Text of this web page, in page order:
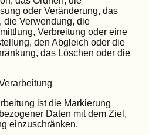
oder Veränderung, das
die Verwendung, die
Verbreitung oder eine
den Abgleich oder die
das Löschen oder die
ist die Markierung
Daten mit dem Ziel,
einzuschränken.